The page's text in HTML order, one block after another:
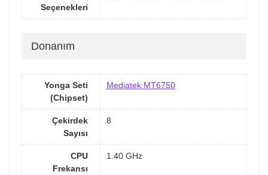
Seçenekleri
Donanım
Yonga Seti
(Chipset)
Mediatek MT6750
Çekirdek
Sayısı
8
CPU
Frekansı
1.40 GHz